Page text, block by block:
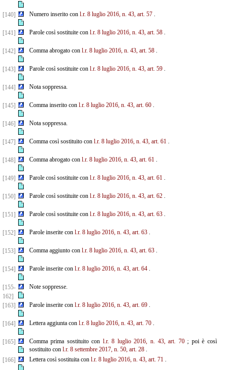
[140] Numero inserito con l.r. 8 luglio 2016, n. 43, art. 57.
[141] Parole così sostituite con l.r. 8 luglio 2016, n. 43, art. 58.
[142] Comma abrogato con l.r. 8 luglio 2016, n. 43, art. 58.
[143] Parole così sostituite con l.r. 8 luglio 2016, n. 43, art. 59.
[144] Nota soppressa.
[145] Comma inserito con l.r. 8 luglio 2016, n. 43, art. 60.
[146] Nota soppressa.
[147] Comma così sostituito con l.r. 8 luglio 2016, n. 43, art. 61.
[148] Comma abrogato con l.r. 8 luglio 2016, n. 43, art. 61.
[149] Parole così sostituite con l.r. 8 luglio 2016, n. 43, art. 61.
[150] Parole così sostituite con l.r. 8 luglio 2016, n. 43, art. 62.
[151] Parole così sostituite con l.r. 8 luglio 2016, n. 43, art. 63.
[152] Parole inserite con l.r. 8 luglio 2016, n. 43, art. 63.
[153] Comma aggiunto con l.r. 8 luglio 2016, n. 43, art. 63.
[154] Parole inserite con l.r. 8 luglio 2016, n. 43, art. 64.
[155-
162]
Note soppresse.
[163] Parole inserite con l.r. 8 luglio 2016, n. 43, art. 69.
[164] Lettera aggiunta con l.r. 8 luglio 2016, n. 43, art. 70.
[165] Comma prima sostituito con l.r. 8 luglio 2016, n. 43, art. 70; poi è così
sostituito con l.r. 8 settembre 2017, n. 50, art. 28.
[166]
Lettera così sostituita con l.r. 8 luglio 2016, n. 43, art. 71.